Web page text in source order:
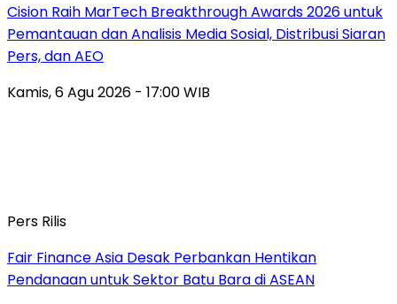
Cision Raih MarTech Breakthrough Awards 2026 untuk
Pemantauan dan Analisis Media Sosial, Distribusi Siaran
Pers, dan AEO
Kamis, 6 Agu 2026 - 17:00 WIB
Pers Rilis
Fair Finance Asia Desak Perbankan Hentikan
Pendanaan untuk Sektor Batu Bara di ASEAN